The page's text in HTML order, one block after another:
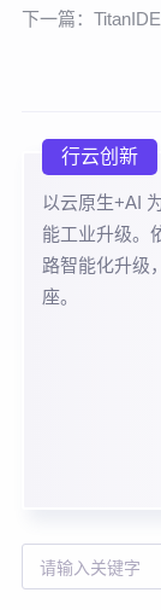
下一篇：
行云创新
以云原生+AI
能工业升级。
路智能化升级
座。